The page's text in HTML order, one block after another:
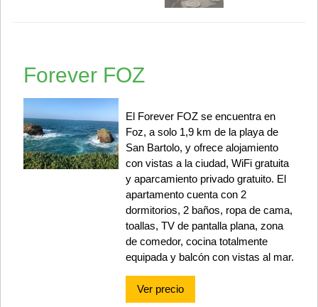
Forever FOZ
El Forever FOZ se encuentra en
Foz, a solo 1,9 km de la playa de
San Bartolo, y ofrece alojamiento
con vistas a la ciudad, WiFi gratuita
y aparcamiento privado gratuito. El
apartamento cuenta con 2
dormitorios, 2 baños, ropa de cama,
toallas, TV de pantalla plana, zona
de comedor, cocina totalmente
equipada y balcón con vistas al mar.
Ver precio